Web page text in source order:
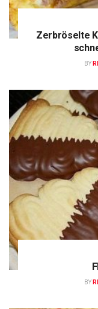
Zerbröselte
BY
BY